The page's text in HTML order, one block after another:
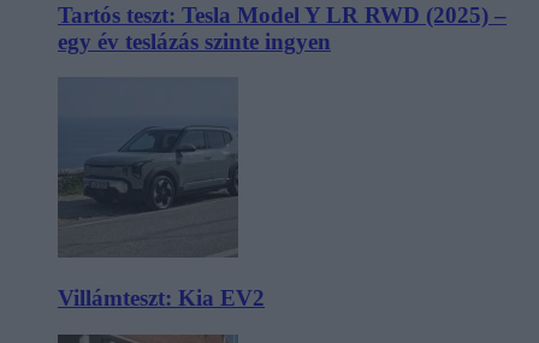
Tartós teszt: Tesla Model Y LR RWD (2025) –
egy év teslázás szinte ingyen
Villámteszt: Kia EV2